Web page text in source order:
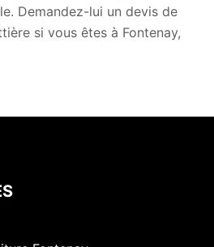
Demandez-lui un devis de
si vous êtes à Fontenay,